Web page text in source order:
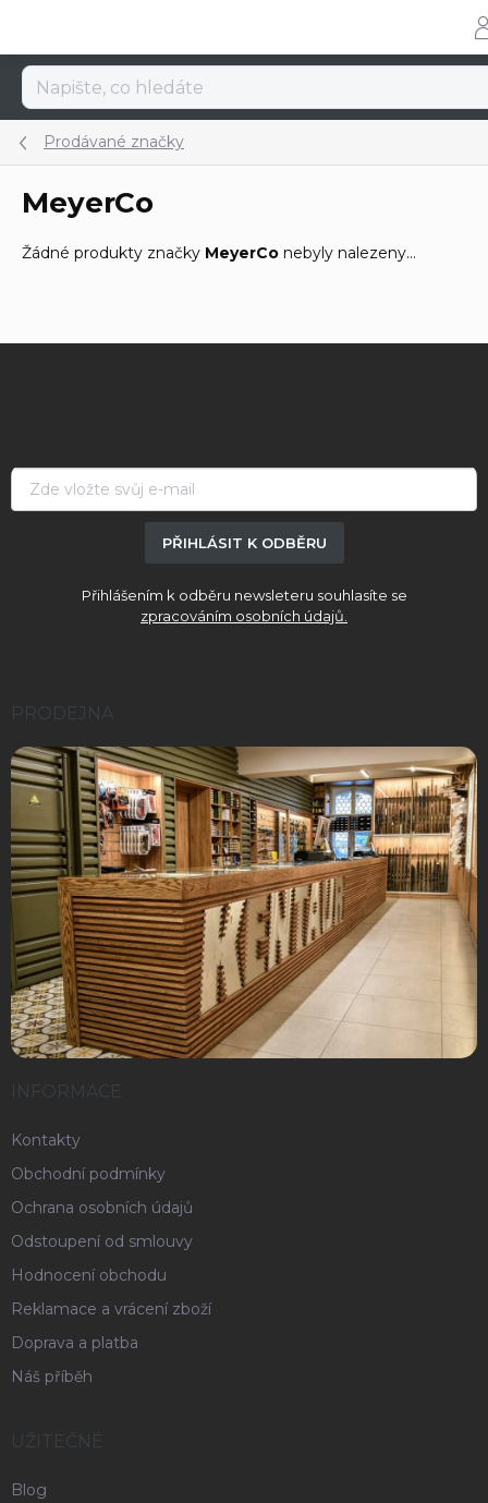
obsah
Prodávané značky
MeyerCo
Žádné produkty značky MeyerCo nebyly nalezeny...
PŘIHLÁSIT K ODBĚRU
Přihlášením k odběru newsleteru souhlasíte se
zpracováním osobních údajů.
PRODEJNA
INFORMACE
Kontakty
Obchodní podmínky
Ochrana osobních údajů
Odstoupení od smlouvy
Hodnocení obchodu
Reklamace a vrácení zboží
Doprava a platba
Náš příběh
UŽITEČNÉ
Blog